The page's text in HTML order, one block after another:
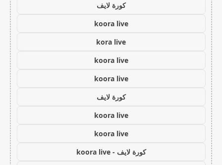
كورة لايف
koora live
kora live
koora live
koora live
كورة لايف
koora live
koora live
كورة لايف - koora live